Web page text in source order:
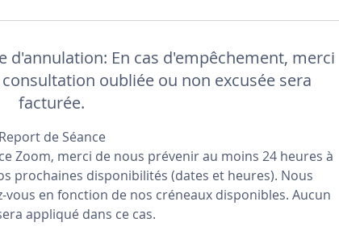
d'annulation: En cas d'empêchement, merci
oubliée ou non excusée sera
facturée.
Report de Séance
Zoom, merci de nous prévenir au moins 24 heures à
prochaines disponibilités (dates et heures). Nous
en fonction de nos créneaux disponibles. Aucun
appliqué dans ce cas.